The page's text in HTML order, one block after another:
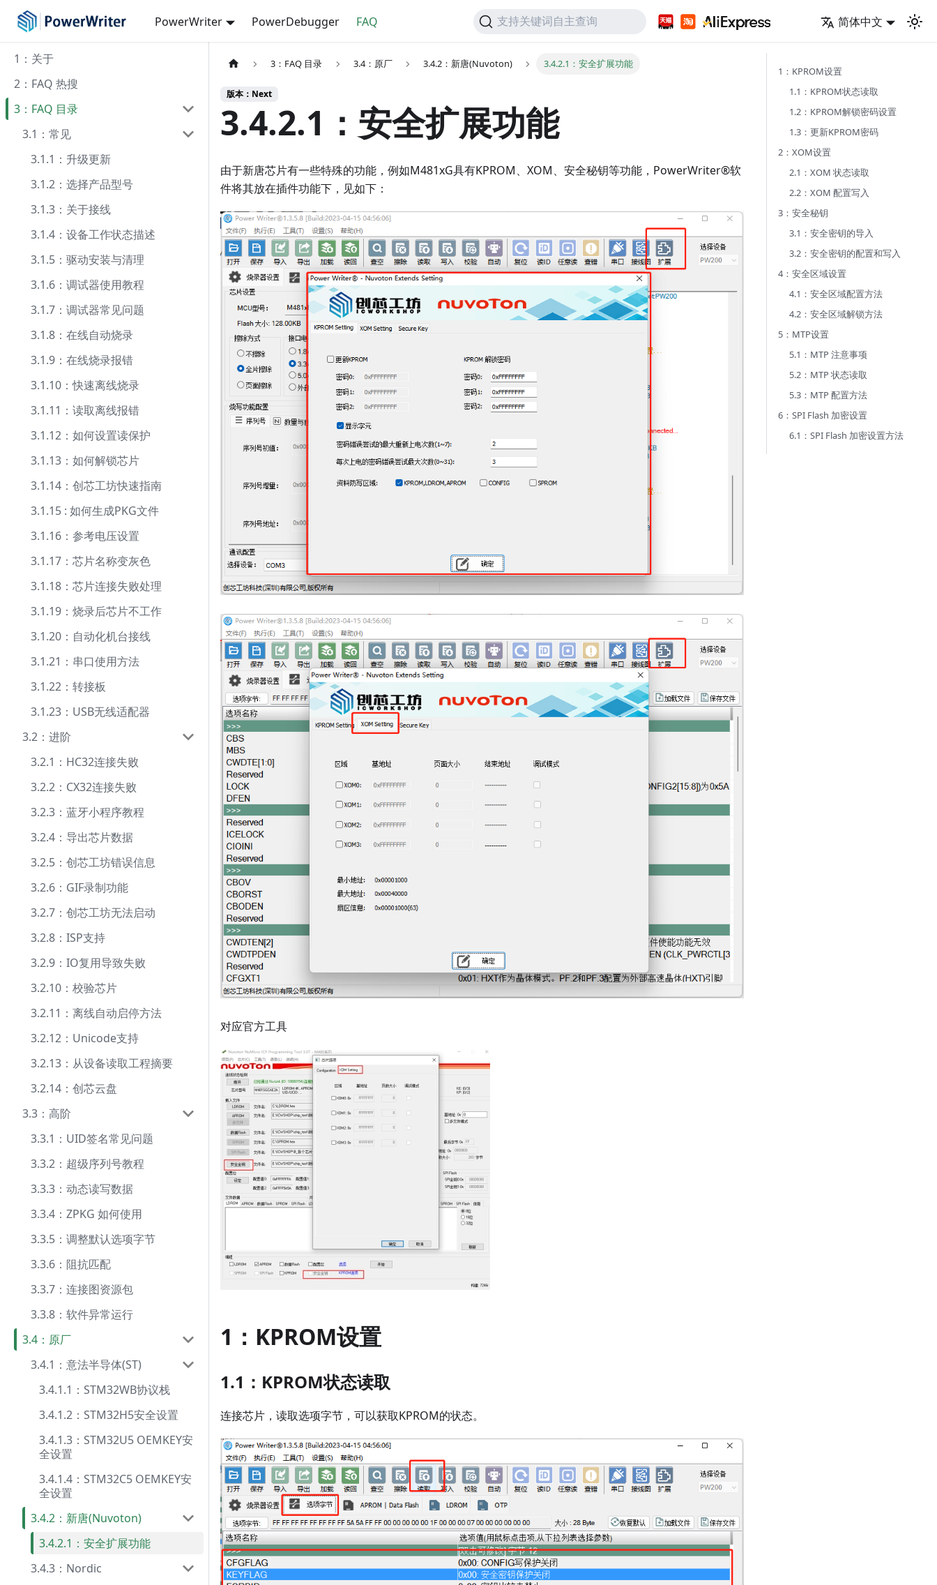
PowerWriter PowerDebugger FAQ 支持关键词自主查询 简体中文
1：关于
2：FAQ 热搜
3：FAQ 目录
3.1：常见
3.1.1：升级更新
3.1.2：选择产品型号
3.1.3：关于接线
3.1.4：设备工作状态描述
3.1.5：驱动安装与清理
3.1.6：调试器使用教程
3.1.7：调试器常见问题
3.1.8：在线自动烧录
3.1.9：在线烧录报错
3.1.10：快速离线烧录
3.1.11：读取离线报错
3.1.12：如何设置读保护
3.1.13：如何解锁芯片
3.1.14：创芯工坊快速指南
3.1.15 : 如何生成PKG文件
3.1.16：参考电压设置
3.1.17：芯片名称变灰色
3.1.18：芯片连接失败处理
3.1.19：烧录后芯片不工作
3.1.20：自动化机台接线
3.1.21：串口使用方法
3.1.22：转接板
3.1.23：USB无线适配器
3.2：进阶
3.2.1：HC32连接失败
3.2.2：CX32连接失败
3.2.3：蓝牙小程序教程
3.2.4：导出芯片数据
3.2.5：创芯工坊错误信息
3.2.6：GIF录制功能
3.2.7：创芯工坊无法启动
3.2.8：ISP支持
3.2.9：IO复用导致失败
3.2.10：校验芯片
3.2.11：离线自动启停方法
3.2.12：Unicode支持
3.2.13：从设备读取工程摘要
3.2.14：创芯云盘
3.3：高阶
3.3.1：UID签名常见问题
3.3.2：超级序列号教程
3.3.3：动态读写数据
3.3.4：ZPKG 如何使用
3.3.5：调整默认选项字节
3.3.6：阻抗匹配
3.3.7：连接图资源包
3.3.8：软件异常运行
3.4：原厂
3.4.1：意法半导体(ST)
3.4.1.1：STM32WB协议栈
3.4.1.2：STM32H5安全设置
3.4.1.3：STM32U5 OEMKEY安
全设置
3.4.1.4：STM32C5 OEMKEY安
全设置
3.4.2：新唐(Nuvoton)
3.4.2.1：安全扩展功能
3.4.3：Nordic
3：FAQ 目录 3.4：原厂 3.4.2：新唐(Nuvoton) 3.4.2.1：安全扩展功能
版本：Next
3.4.2.1：安全扩展功能
由于新唐芯片有一些特殊的功能，例如M481xG具有KPROM、XOM、安全秘钥等功能，PowerWriter®软
件将其放在插件功能下，见如下：
对应官方工具
1：KPROM设置
1.1：KPROM状态读取
连接芯片，读取选项字节，可以获取KPROM的状态。
1：KPROM设置
1.1：KPROM状态读取
1.2：KPROM解锁密码设置
1.3：更新KPROM密码
2：XOM设置
2.1：XOM 状态读取
2.2：XOM 配置写入
3：安全秘钥
3.1：安全密钥的导入
3.2：安全密钥的配置和写入
4：安全区域设置
4.1：安全区域配置方法
4.2：安全区域解锁方法
5：MTP设置
5.1：MTP 注意事项
5.2：MTP 状态读取
5.3：MTP 配置方法
6：SPI Flash 加密设置
6.1：SPI Flash 加密设置方法